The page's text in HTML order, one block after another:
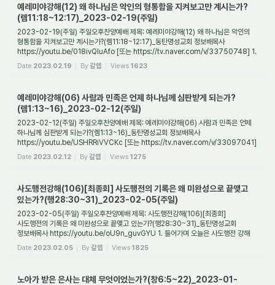
예레미야강해(12) 왜 하나님은 악인의 형통함을 지켜보고만 계시는가?
(렘11:18~12:17)_2023-02-19(주일)
2023-02-19(주일) 주일오후찬양예배 제목: 예레미야강해(12) 왜 하나님은 악인의
형통함을 지켜보고만 계시는가?(렘11:18~12:17)_동탄명성교회 정보배목사
https://youtu.be/018ivQluAfo [또는 https://tv.naver.com/v/33750748] 1.
들어가며 예레미야는 남유...
Date 2023.02.19 By갈렙 Views 1623
예레미야강해(06) 사람과 민족은 언제 하나님께 심판받게 되는가?
(렘1:13~16)_2023-02-12(주일)
2023-02-12(주일) 주일오후찬양예배 제목: 예레미야강해(06) 사람과 민족은 언제
하나님께 심판받게 되는가?(렘1:13~16)_동탄명성교회 정보배목사
https://youtu.be/USHRRiVVCKc [또는 https://tv.naver.com/v/33097041]
1. 들어가며 하나님께서는 언제 개인과...
Date 2023.02.12 By갈렙 Views 1275
사도행전강해(106)[최종회] 사도행전의 기록은 왜 미완성으로 끝맺고
있는가?(행28:30~31)_2023-02-05(주일)
2023-02-05(주일) 주일오후찬양예배 제목: 사도행전강해(106)[최종회]
사도행전의 기록은 왜 미완성으로 끝맺고 있는가?(행28:30~31)_동탄명성교회
정보배목사 https://youtu.be/oU9n_guvGYU 1. 들어가며 오늘은 사도행전 강해
마지막 시간이다. 사도행전은 총...
Date 2023.02.05 By갈렙 Views 1825
노아가 받은 은사는 대체 무엇이었는가?(창6:5~22)_2023-01-